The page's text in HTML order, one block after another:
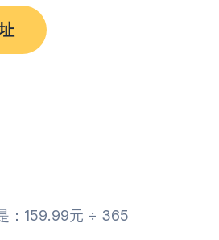
：159.99元 ÷ 365